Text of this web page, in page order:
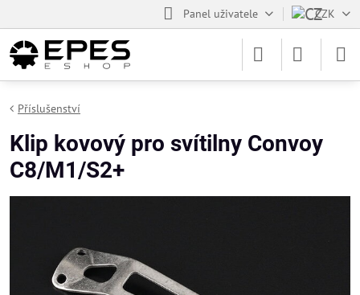
Panel uživatele CZK
Příslušenství
Klip kovový pro svítilny Convoy
C8/M1/S2+